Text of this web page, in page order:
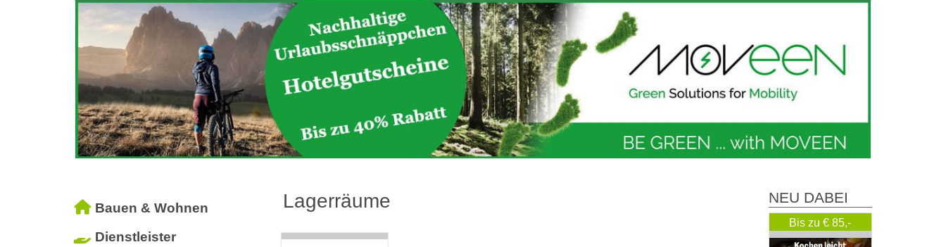
Bauen & Wohnen
Dienstleister
Lagerräume NEU DABEI
Bis zu € 85,-
Rabatt